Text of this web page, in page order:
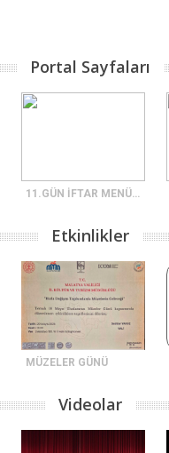
Portal Sayfaları
11.GÜN İFTAR MENÜSÜ
Etkinlikler
MÜZELER GÜNÜ
Videolar